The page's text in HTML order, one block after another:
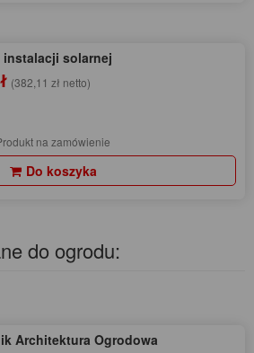
instalacji solarnej
(382,11 zł netto)
na zamówienie
Do koszyka
do ogrodu:
Architektura Ogrodowa